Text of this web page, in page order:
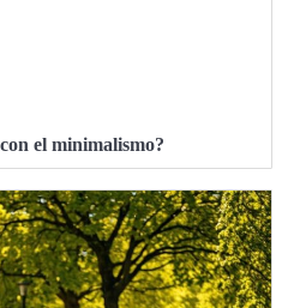
el minimalismo?